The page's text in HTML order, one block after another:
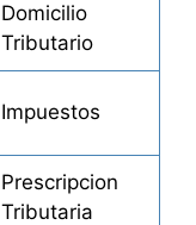
Domicilio
Tributario
Impuestos
Prescripcion
Tributaria